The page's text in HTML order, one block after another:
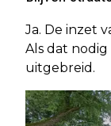
Ja. De inzet
Als dat
uitgebreid.